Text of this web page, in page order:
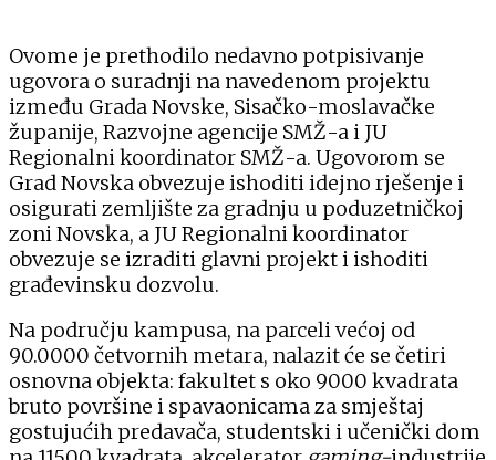
Ovome je prethodilo nedavno potpisivanje
ugovora o suradnji na navedenom projektu
između Grada Novske, Sisačko-moslavačke
županije, Razvojne agencije SMŽ-a i JU
Regionalni koordinator SMŽ-a. Ugovorom se
Grad Novska obvezuje ishoditi idejno rješenje i
osigurati zemljište za gradnju u poduzetničkoj
zoni Novska, a JU Regionalni koordinator
obvezuje se izraditi glavni projekt i ishoditi
građevinsku dozvolu.
Na području kampusa, na parceli većoj od
90.0000 četvornih metara, nalazit će se četiri
osnovna objekta: fakultet s oko 9000 kvadrata
bruto površine i spavaonicama za smještaj
gostujućih predavača, studentski i učenički dom